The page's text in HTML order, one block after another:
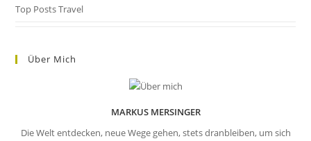
Top Posts Travel
Über Mich
MARKUS MERSINGER
Die Welt entdecken, neue Wege gehen, stets dranbleiben, um sich